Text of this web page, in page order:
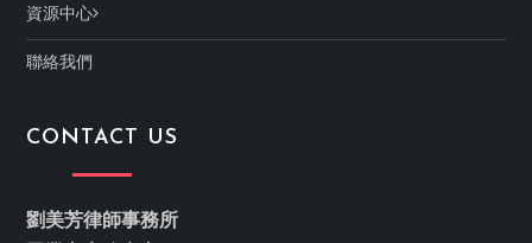
資源中心
聯絡我們
CONTACT US
劉美芳律師事務所